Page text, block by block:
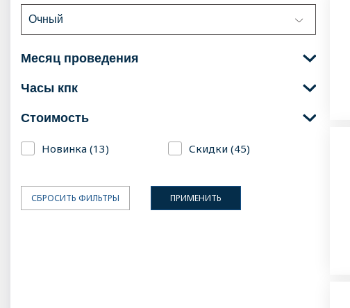
Очный
месяц проведения
часы кпк
стоимость
Новинка (13) Скидки (45)